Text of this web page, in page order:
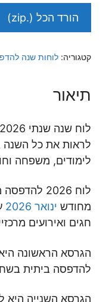
הורד הכל (.zip)
קטגוריה: לוחות שנה
תיאור
לראות את כל השנה
לימודים, משפחה
מחודש ינואר 2026
חגים ואירועים
הגרסא הראשונה
להדפסה ביתית